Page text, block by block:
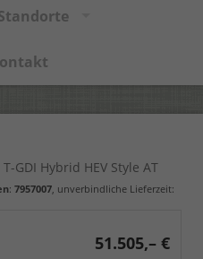
T-GDI Hybrid HEV Style AT
: 7957007 , unverbindliche Lieferzeit:
51.505,– €